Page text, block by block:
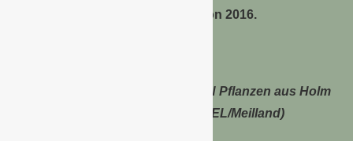
gemeinsam in die Frühjahrssaison 2016.
Betriebsgelände der neuen „BKN Pflanzen aus Holm
GbR“(Foto: Foto: © BKN STROBEL/Meilland)